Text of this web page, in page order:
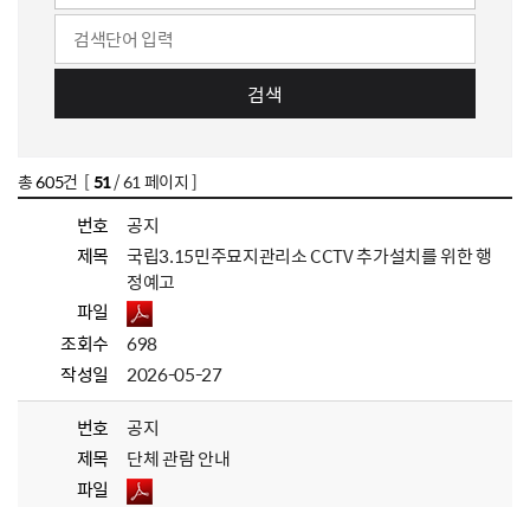
검색
총605건 [51/ 61 페이지 ]
번호
공지
제목
국립3.15민주묘지관리소 CCTV 추가설치를 위한 행
정예고
파일
조회수
698
작성일
2026-05-27
번호
공지
제목
단체 관람 안내
파일